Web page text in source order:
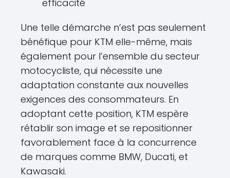
efficacité
Une telle démarche n’est pas seulement
bénéfique pour KTM elle-même, mais
également pour l’ensemble du secteur
motocycliste, qui nécessite une
adaptation constante aux nouvelles
exigences des consommateurs. En
adoptant cette position, KTM espère
rétablir son image et se repositionner
favorablement face à la concurrence
de marques comme BMW, Ducati, et
Kawasaki.